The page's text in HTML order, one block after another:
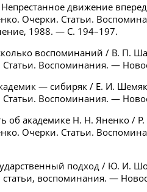
движение
Очерки. Статьи.
1988. — С. 194–197.
воспоминаний / В. П.
Воспоминания. —
— сибиряк / Е. И.
Воспоминания. —
об академике Н. Н. Яненко /
Очерки. Статьи.
подход / Ю. И.
воспоминания. —